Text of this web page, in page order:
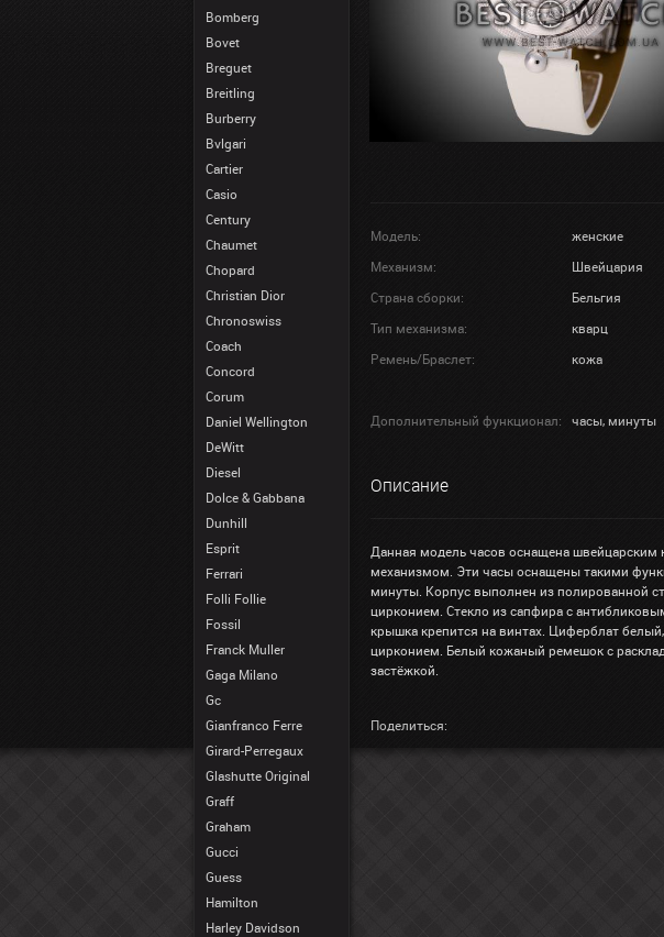
Bomberg
Bovet
Breguet
Breitling
Burberry
Bvlgari
Cartier
Casio
Century
Chaumet
Chopard
Christian Dior
Chronoswiss
Coach
Concord
Corum
Daniel Wellington
DeWitt
Diesel
Dolce & Gabbana
Dunhill
Esprit
Ferrari
Folli Follie
Fossil
Franck Muller
Gaga Milano
Gc
Gianfranco Ferre
Girard-Perregaux
Glashutte Original
Graff
Graham
Gucci
Guess
Hamilton
Harley Davidson
Модель: женские
Механизм:
Швейцария
Страна сборки:
Бельгия
Тип механизма:
кварц
Ремень/Браслет:
кожа
Дополнительный функционал:
часы, минуты
Описание
Данная модель часов оснащена швейцарским
механизмом. Эти часы оснащены такими
минуты. Корпус выполнен из полированной
цирконием. Стекло из сапфира с
крышка крепится на винтах. Циферблат
цирконием. Белый кожаный ремешок с
застёжкой.
Поделиться: